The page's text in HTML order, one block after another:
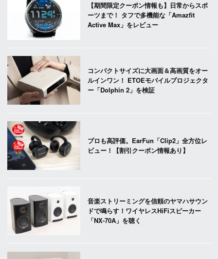
【期間限定クーポン情報も】日常からスポ
ーツまで！ タフで多機能な「Amazfit
Active Max」をレビュー
コンパクトサイズに大画面＆高画質をオー
ルインワン！ ETOEモバイルプロジェクタ
ー「Dolphin 2」を検証
プロも高評価。EarFun「Clip2」全方位レ
ビュー！【割引クーポン情報あり】
音楽ストリーミングを信頼のヤマハサウン
ドで鳴らす！ワイヤレスHiFiスピーカー
「NX-70A」を聴く